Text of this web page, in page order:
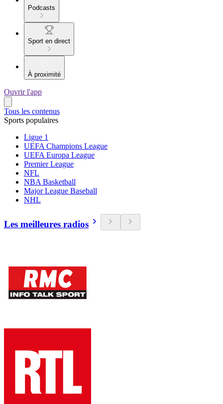
Podcasts
Sport en direct
À proximité
Ouvrir l'app
Tous les contenus
Sports populaires
Ligue 1
UEFA Champions League
UEFA Europa League
Premier League
NFL
NBA Basketball
Major League Baseball
NHL
Les meilleures radios